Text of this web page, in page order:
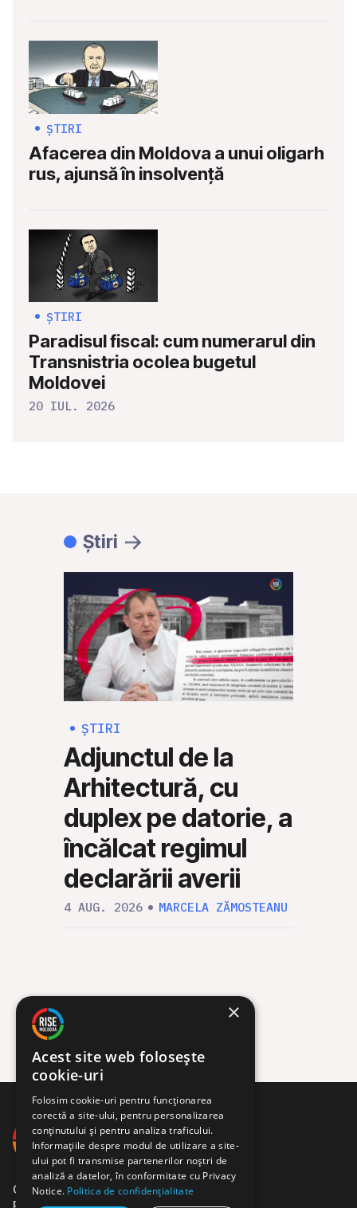
ȘTIRI
Afacerea din Moldova a unui oligarh
rus, ajunsă în insolvență
ȘTIRI
Paradisul fiscal: cum numerarul din
Transnistria ocolea bugetul
Moldovei
20 IUL. 2026
Știri
ȘTIRI
Adjunctul de la
Arhitectură, cu
duplex pe datorie, a
încălcat regimul
declarării averii
4 AUG. 2026 MARCELA ZĂMOSTEANU
Comunitate de jurnaliști,
programatori și activiști.
×
Acest site web folosește
cookie-uri
Folosim cookie-uri pentru funcționarea
corectă a site-ului, pentru personalizarea
conținutului și pentru analiza traficului.
Informațiile despre modul de utilizare a site-
ului pot fi transmise partenerilor noștri de
analiză a datelor, în conformitate cu Privacy
Notice. Politica de confidențialitate